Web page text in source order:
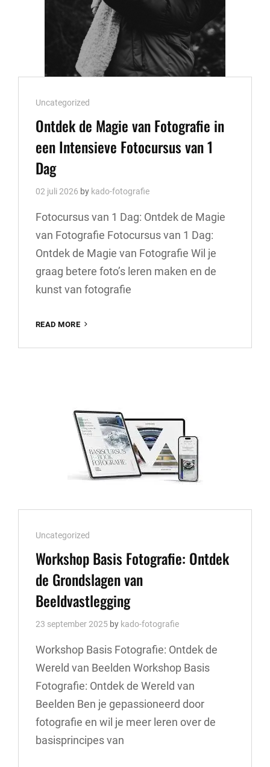
Cat
Links
Uncategorized
Ontdek de Magie van Fotografie in
een Intensieve Fotocursus van 1
Dag
02 juli 2026 by kado-fotografie
Fotocursus van 1 Dag: Ontdek de Magie
van Fotografie Fotocursus van 1 Dag:
Ontdek de Magie van Fotografie Wil je
graag betere foto’s leren maken en de
kunst van fotografie
READ MORE
MAGIE
INTENSIEVE
FOTOCURSUS
VAN
1
DAG
Cat
Links
Uncategorized
Workshop Basis Fotografie: Ontdek
de Grondslagen van
Beeldvastlegging
23 september 2025 by kado-fotografie
Workshop Basis Fotografie: Ontdek de
Wereld van Beelden Workshop Basis
Fotografie: Ontdek de Wereld van
Beelden Ben je gepassioneerd door
fotografie en wil je meer leren over de
basisprincipes van